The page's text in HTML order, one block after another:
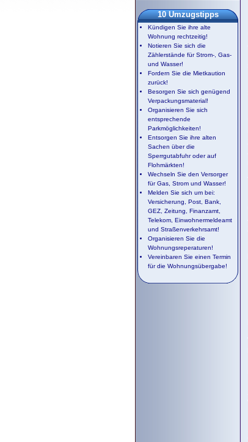
10 Umzugstipps
Kündigen Sie ihre alte
Wohnung rechtzeitig!
Notieren Sie sich die
Zählerstände für Strom-, Gas-
und Wasser!
Fordern Sie die Mietkaution
zurück!
Besorgen Sie sich genügend
Verpackungsmaterial!
Organisieren Sie sich
entsprechende
Parkmöglichkeiten!
Entsorgen Sie ihre alten
Sachen über die
Sperrgutabfuhr oder auf
Flohmärkten!
Wechseln Sie den Versorger
für Gas, Strom und Wasser!
Melden Sie sich um bei:
Versicherung, Post, Bank,
GEZ, Zeitung, Finanzamt,
Telekom, Einwohnermeldeamt
und Straßenverkehrsamt!
Organisieren Sie die
Wohnungsreperaturen!
Vereinbaren Sie einen Termin
für die Wohnungsübergabe!